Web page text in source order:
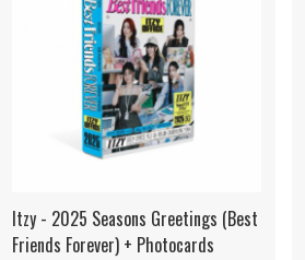
Itzy - 2025 Seasons Greetings (Best
Friends Forever) + Photocards